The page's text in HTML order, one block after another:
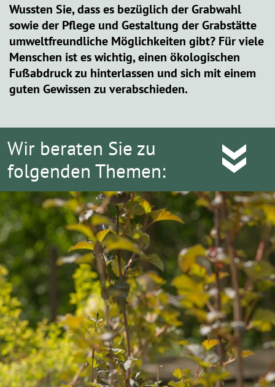
Wussten Sie, dass es bezüglich der Grabwahl
sowie der Pflege und Gestaltung der Grabstätte
umweltfreundliche Möglichkeiten gibt? Für viele
Menschen ist es wichtig, einen ökologischen
Fußabdruck zu hinterlassen und sich mit einem
guten Gewissen zu verabschieden.
Wir beraten Sie zu
folgenden Themen: